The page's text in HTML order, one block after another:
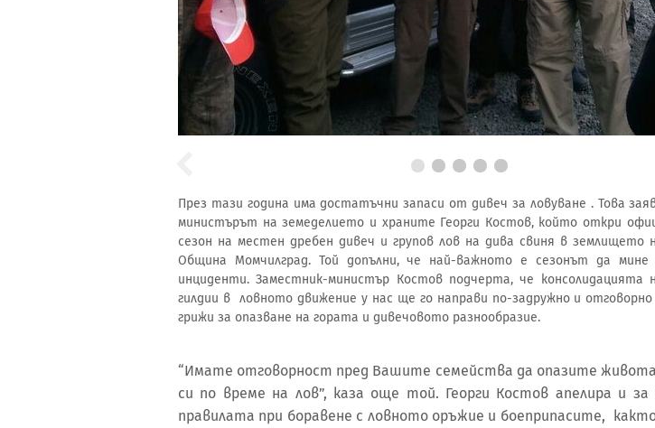
През тази година има достатъчни запаси от дивеч за ловуване . Това
министърът на земеделието и храните Георги Костов, който откри
сезон на местен дребен дивеч и групов лов на дива свиня в землището
Община Момчилград. Той допълни, че най-важното е сезонът да мине
инциденти. Заместник-министър Костов подчерта, че консолидацията
гилдии в ловното движение у нас ще го направи по-задружно и
грижи за опазване на гората и дивечовото разнообразие.
“Имате отговорност пред Вашите семейства да опазите
си по време на лов”, каза още той. Георги Костов апелира и за
правилата при боравене с ловното оръжие и боеприпасите,